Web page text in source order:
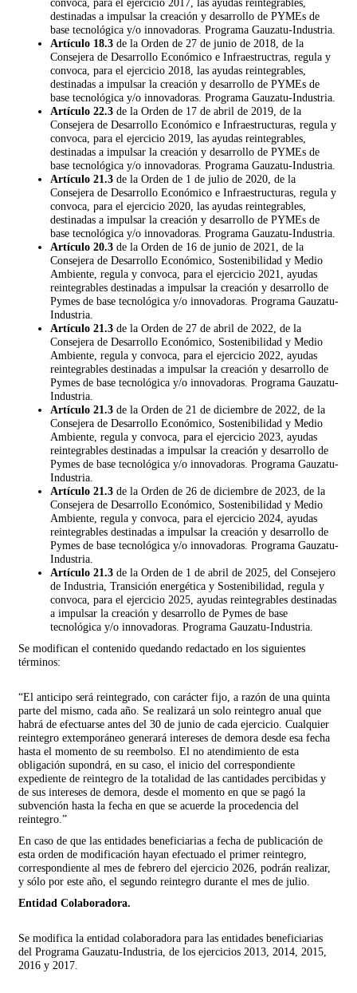
destinadas a impulsar la creación y desarrollo de PYMEs de
base tecnológica y/o innovadoras. Programa Gauzatu-Industria.
Artículo 18.3 de la Orden de 27 de junio de 2018, de la
Consejera de Desarrollo Económico e Infraestructras, regula y
convoca, para el ejercicio 2018, las ayudas reintegrables,
destinadas a impulsar la creación y desarrollo de PYMEs de
base tecnológica y/o innovadoras. Programa Gauzatu-Industria.
Artículo 22.3 de la Orden de 17 de abril de 2019, de la
Consejera de Desarrollo Económico e Infraestructuras, regula y
convoca, para el ejercicio 2019, las ayudas reintegrables,
destinadas a impulsar la creación y desarrollo de PYMEs de
base tecnológica y/o innovadoras. Programa Gauzatu-Industria.
Artículo 21.3 de la Orden de 1 de julio de 2020, de la
Consejera de Desarrollo Económico e Infraestructuras, regula y
convoca, para el ejercicio 2020, las ayudas reintegrables,
destinadas a impulsar la creación y desarrollo de PYMEs de
base tecnológica y/o innovadoras. Programa Gauzatu-Industria.
Artículo 20.3 de la Orden de 16 de junio de 2021, de la
Consejera de Desarrollo Económico, Sostenibilidad y Medio
Ambiente, regula y convoca, para el ejercicio 2021, ayudas
reintegrables destinadas a impulsar la creación y desarrollo de
Pymes de base tecnológica y/o innovadoras. Programa Gauzatu-
Industria.
Artículo 21.3 de la Orden de 27 de abril de 2022, de la
Consejera de Desarrollo Económico, Sostenibilidad y Medio
Ambiente, regula y convoca, para el ejercicio 2022, ayudas
reintegrables destinadas a impulsar la creación y desarrollo de
Pymes de base tecnológica y/o innovadoras. Programa Gauzatu-
Industria.
Artículo 21.3 de la Orden de 21 de diciembre de 2022, de la
Consejera de Desarrollo Económico, Sostenibilidad y Medio
Ambiente, regula y convoca, para el ejercicio 2023, ayudas
reintegrables destinadas a impulsar la creación y desarrollo de
Pymes de base tecnológica y/o innovadoras. Programa Gauzatu-
Industria.
Artículo 21.3 de la Orden de 26 de diciembre de 2023, de la
Consejera de Desarrollo Económico, Sostenibilidad y Medio
Ambiente, regula y convoca, para el ejercicio 2024, ayudas
reintegrables destinadas a impulsar la creación y desarrollo de
Pymes de base tecnológica y/o innovadoras. Programa Gauzatu-
Industria.
Artículo 21.3 de la Orden de 1 de abril de 2025, del Consejero
de Industria, Transición energética y Sostenibilidad, regula y
convoca, para el ejercicio 2025, ayudas reintegrables destinadas
a impulsar la creación y desarrollo de Pymes de base
tecnológica y/o innovadoras. Programa Gauzatu-Industria.
Se modifican el contenido quedando redactado en los siguientes
términos:
“El anticipo será reintegrado, con carácter fijo, a razón de una quinta
parte del mismo, cada año. Se realizará un solo reintegro anual que
habrá de efectuarse antes del 30 de junio de cada ejercicio. Cualquier
reintegro extemporáneo generará intereses de demora desde esa fecha
hasta el momento de su reembolso. El no atendimiento de esta
obligación supondrá, en su caso, el inicio del correspondiente
expediente de reintegro de la totalidad de las cantidades percibidas y
de sus intereses de demora, desde el momento en que se pagó la
subvención hasta la fecha en que se acuerde la procedencia del
reintegro.”
En caso de que las entidades beneficiarias a fecha de publicación de
esta orden de modificación hayan efectuado el primer reintegro,
correspondiente al mes de febrero del ejercicio 2026, podrán realizar,
y sólo por este año, el segundo reintegro durante el mes de julio.
Entidad Colaboradora.
Se modifica la entidad colaboradora para las entidades beneficiarias
del Programa Gauzatu-Industria, de los ejercicios 2013, 2014, 2015,
2016 y 2017.